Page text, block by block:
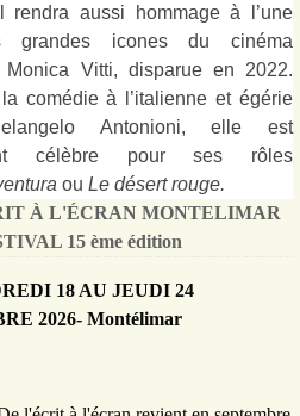
rendra aussi hommage à l’une
grandes icones du cinéma
Vitti, disparue en 2022.
comédie à l’italienne et égérie
Antonioni, elle est
célèbre pour ses rôles
ou Le désert rouge.
À L'ÉCRAN MONTELIMAR
15 ème édition
18 AU JEUDI 24
2026- Montélimar